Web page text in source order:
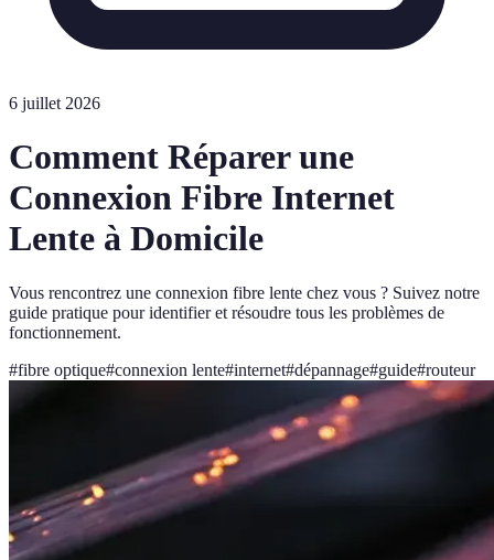
6 juillet 2026
Comment Réparer une
Connexion Fibre Internet
Lente à Domicile
Vous rencontrez une connexion fibre lente chez vous ? Suivez notre
guide pratique pour identifier et résoudre tous les problèmes de
fonctionnement.
#fibre optique#connexion lente#internet#dépannage#guide#routeur